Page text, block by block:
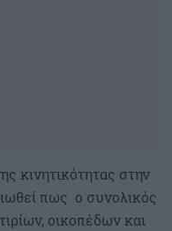
κινητικότητας στην
πως ο συνολικός
οικοπέδων και